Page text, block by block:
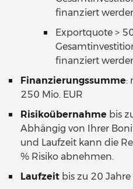
finanziert
Exportquote >
finanziert
Finanzierungssumme:
250 Mio. EUR
Risikoübernahme bis
Abhängig von Ihrer
und Laufzeit kann die
% Risiko abnehmen.
Laufzeit bis zu 20